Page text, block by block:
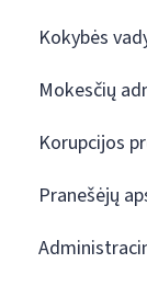
Kokybės
Mokesčių
Korupcijos
Pranešėjų